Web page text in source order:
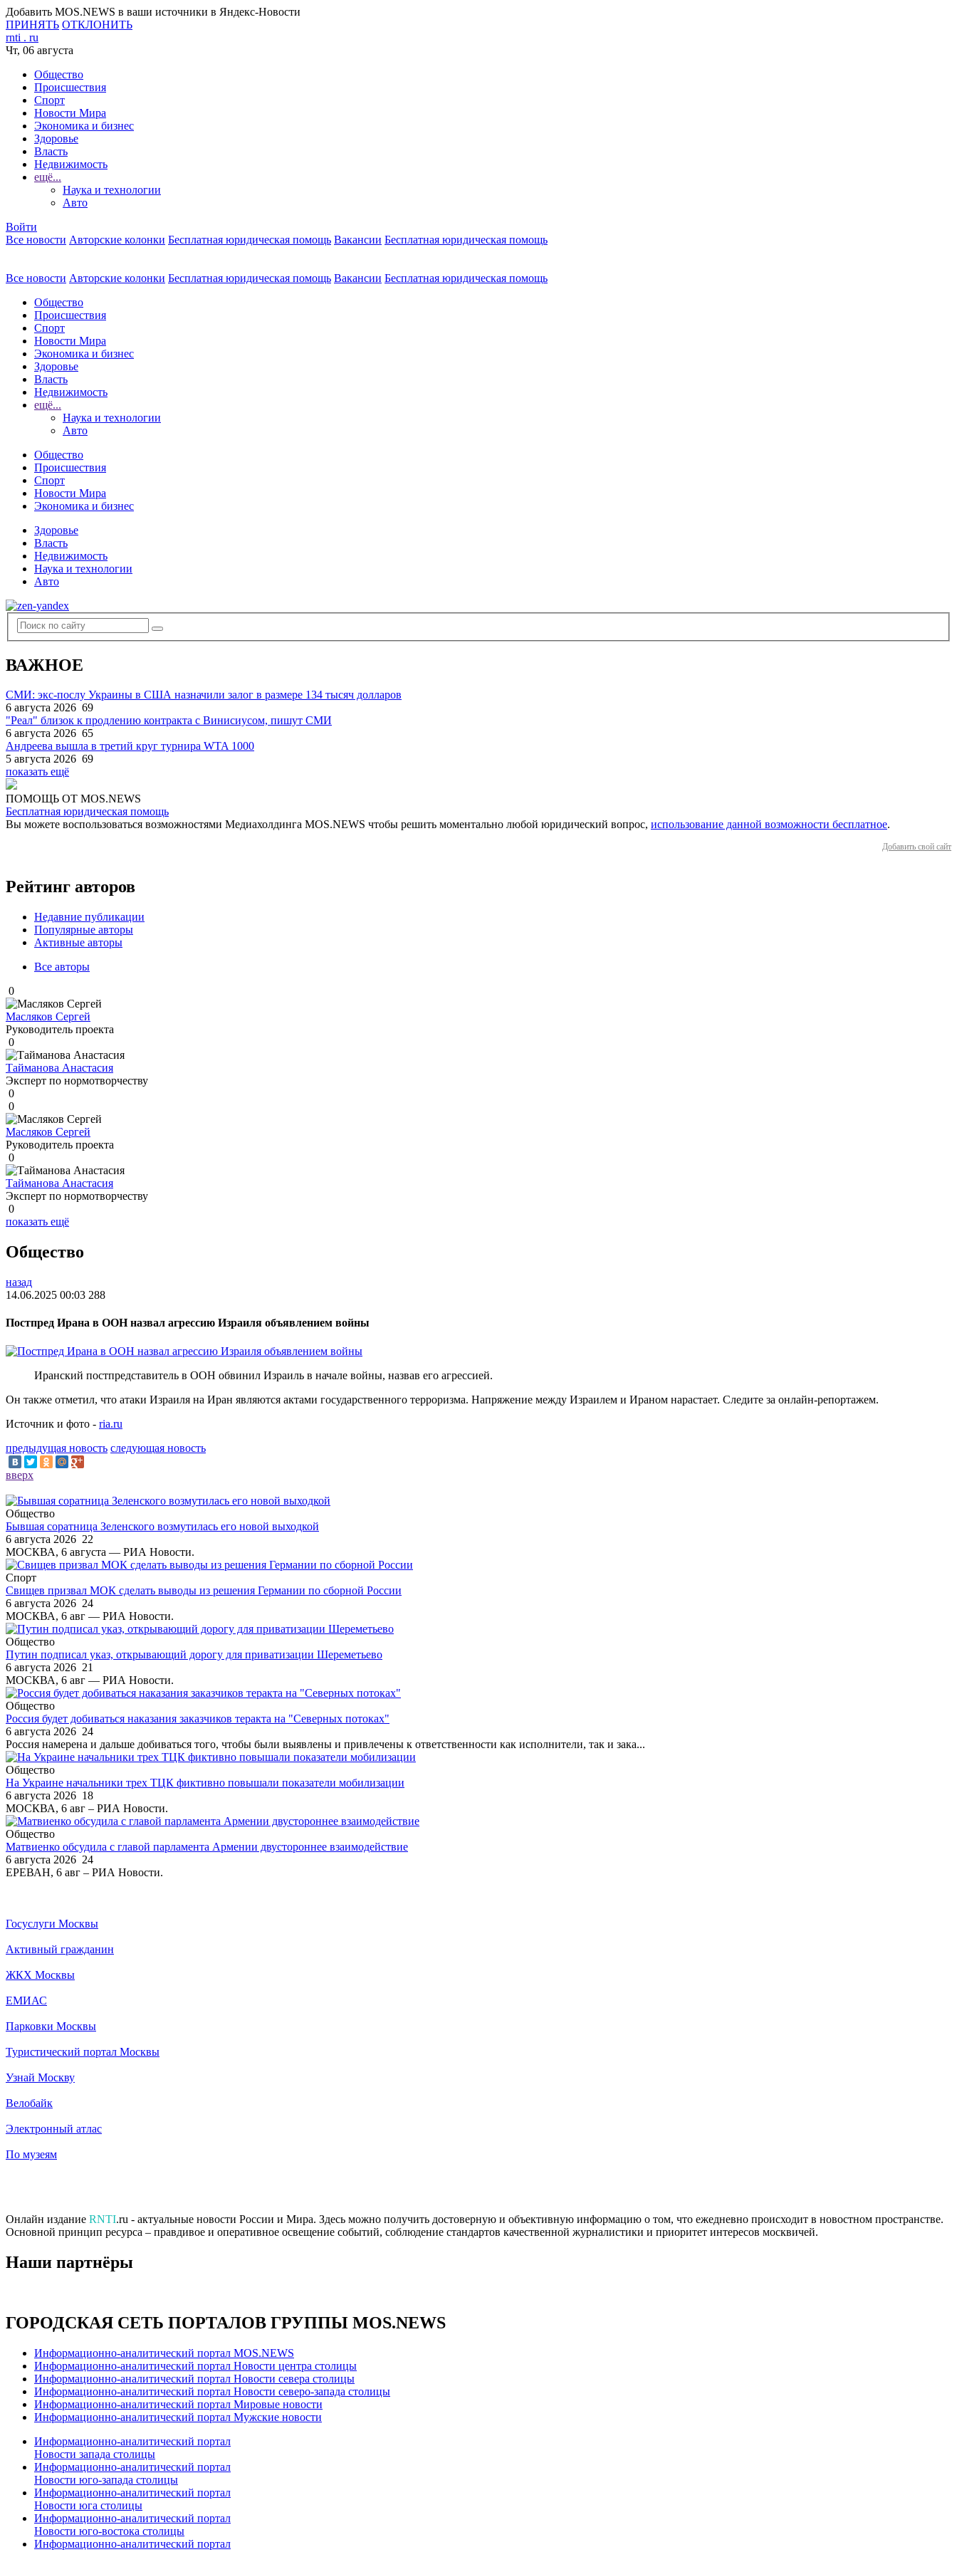
Добавить MOS.NEWS в ваши источники в Яндекс-Новости
ПРИНЯТЬ ОТКЛОНИТЬ
rnti . ru
Чт, 06 августа
Общество
Происшествия
Спорт
Новости Мира
Экономика и бизнес
Здоровье
Власть
Недвижимость
ещё...
Наука и технологии
Авто
Войти
Все новости Авторские колонки Бесплатная юридическая помощь Вакансии Бесплатная юридическая помощь
Все новости Авторские колонки Бесплатная юридическая помощь Вакансии Бесплатная юридическая помощь
Общество
Происшествия
Спорт
Новости Мира
Экономика и бизнес
Здоровье
Власть
Недвижимость
ещё...
Наука и технологии
Авто
Общество
Происшествия
Спорт
Новости Мира
Экономика и бизнес
Здоровье
Власть
Недвижимость
Наука и технологии
Авто
ВАЖНОЕ
СМИ: экс-послу Украины в США назначили залог в размере 134 тысяч долларов
6 августа 2026 69
"Реал" близок к продлению контракта с Винисиусом, пишут СМИ
6 августа 2026 65
Андреева вышла в третий круг турнира WTA 1000
5 августа 2026 69
показать ещё
ПОМОЩЬ ОТ MOS.NEWS
Бесплатная юридическая помощь
Вы можете воспользоваться возможностями Медиахолдинга MOS.NEWS чтобы решить моментально любой юридический вопрос, использование данной возможности бесплатное.
Добавить свой сайт
Рейтинг авторов
Недавние публикации
Популярные авторы
Активные авторы
Все авторы
0
Масляков Сергей
Руководитель проекта
0
Тайманова Анастасия
Эксперт по нормотворчеству
0
0
Масляков Сергей
Руководитель проекта
0
Тайманова Анастасия
Эксперт по нормотворчеству
0
показать ещё
Общество
назад
14.06.2025 00:03 288
Постпред Ирана в ООН назвал агрессию Израиля объявлением войны
Иранский постпредставитель в ООН обвинил Израиль в начале войны, назвав его агрессией.
Он также отметил, что атаки Израиля на Иран являются актами государственного терроризма. Напряжение между Израилем и Ираном нарастает. Следите за онлайн-репортажем.
Источник и фото - ria.ru
предыдущая новость следующая новость
вверх
Общество
Бывшая соратница Зеленского возмутилась его новой выходкой
6 августа 2026 22
МОСКВА, 6 августа — РИА Новости.
Спорт
Свищев призвал МОК сделать выводы из решения Германии по сборной России
6 августа 2026 24
МОСКВА, 6 авг — РИА Новости.
Общество
Путин подписал указ, открывающий дорогу для приватизации Шереметьево
6 августа 2026 21
МОСКВА, 6 авг — РИА Новости.
Общество
Россия будет добиваться наказания заказчиков теракта на "Северных потоках"
6 августа 2026 24
Россия намерена и дальше добиваться того, чтобы были выявлены и привлечены к ответственности как исполнители, так и зака...
Общество
На Украине начальники трех ТЦК фиктивно повышали показатели мобилизации
6 августа 2026 18
МОСКВА, 6 авг – РИА Новости.
Общество
Матвиенко обсудила с главой парламента Армении двустороннее взаимодействие
6 августа 2026 24
ЕРЕВАН, 6 авг – РИА Новости.
Госуслуги Москвы
Активный гражданин
ЖКХ Москвы
ЕМИАС
Парковки Москвы
Туристический портал Москвы
Узнай Москву
Велобайк
Электронный атлас
По музеям
Онлайн издание RNTI.ru - актуальные новости России и Мира. Здесь можно получить достоверную и объективную информацию о том, что ежедневно происходит в новостном пространстве.
Основной принцип ресурса – правдивое и оперативное освещение событий, соблюдение стандартов качественной журналистики и приоритет интересов москвичей.
Наши партнёры
ГОРОДСКАЯ СЕТЬ ПОРТАЛОВ ГРУППЫ MOS.NEWS
Информационно-аналитический портал MOS.NEWS
Информационно-аналитический портал Новости центра столицы
Информационно-аналитический портал Новости севера столицы
Информационно-аналитический портал Новости северо-запада столицы
Информационно-аналитический портал Мировые новости
Информационно-аналитический портал Мужские новости
Информационно-аналитический портал
Новости запада столицы
Информационно-аналитический портал
Новости юго-запада столицы
Информационно-аналитический портал
Новости юга столицы
Информационно-аналитический портал
Новости юго-востока столицы
Информационно-аналитический портал